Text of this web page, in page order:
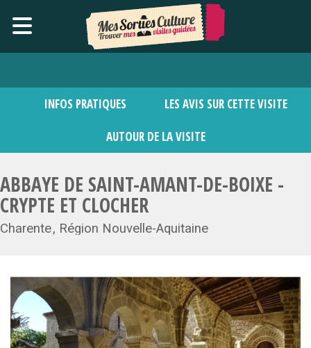
INFOS PRATIQUES LES AVIS SUR CETTE VISITE
AUTOUR DE LA VISITE
ABBAYE DE SAINT-AMANT-DE-BOIXE -
CRYPTE ET CLOCHER
Charente Région Nouvelle-Aquitaine